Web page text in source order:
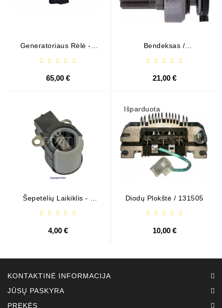
Generatoriaus Rėlė - /
65,00 €
Šepetėlių Laikiklis - /
4,00 €
Bendeksas /
21,00 €
Išparduota
Diodų Plokštė / 131505
10,00 €
KONTAKTINĖ INFORMACIJA
JŪSŲ PASKYRA
PREKĖS